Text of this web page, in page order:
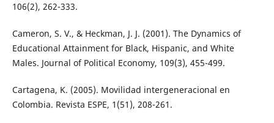
106(2), 262-333.
Cameron, S. V., & Heckman, J. J. (2001). The Dynamics of
Educational Attainment for Black, Hispanic, and White
Males. Journal of Political Economy, 109(3), 455-499.
Cartagena, K. (2005). Movilidad intergeneracional en
Colombia. Revista ESPE, 1(51), 208-261.